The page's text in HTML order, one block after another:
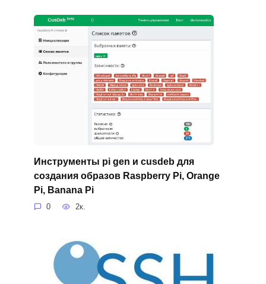
Инструменты pi gen и cusdeb для
создания образов Raspberry Pi, Orange
Pi, Banana Pi
0 2к.